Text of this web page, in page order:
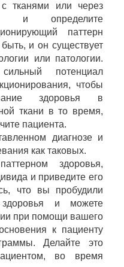
тканями или через
и определите
паттерн
и он существует
или патологии.
потенциал
чтобы
здоровья в
ткани в то время,
пациента.
диагнозе и
как таковых.
здоровья,
и приведите его
что вы пробудили
и можете
при помощи вашего
к пациенту
Делайте это
во время